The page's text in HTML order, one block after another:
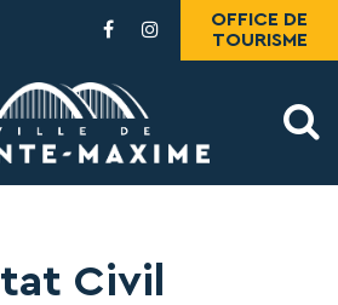
Lien
le
compte
Facebook
OFFICE DE
TOURISME
Civil